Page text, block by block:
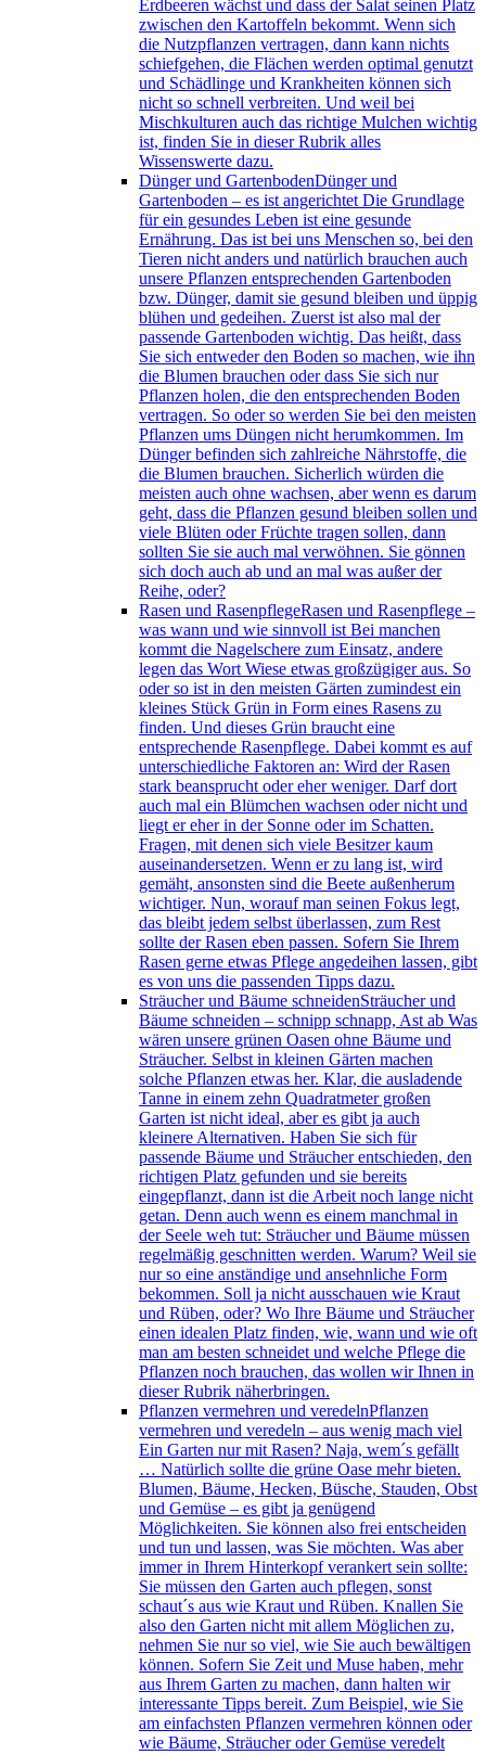
Erdbeeren wächst und dass der Salat seinen Platz
zwischen den Kartoffeln bekommt. Wenn sich
die Nutzpflanzen vertragen, dann kann nichts
schiefgehen, die Flächen werden optimal genutzt
und Schädlinge und Krankheiten können sich
nicht so schnell verbreiten. Und weil bei
Mischkulturen auch das richtige Mulchen wichtig
ist, finden Sie in dieser Rubrik alles
Wissenswerte dazu.
Dünger und GartenbodenDünger und
Gartenboden – es ist angerichtet Die Grundlage
für ein gesundes Leben ist eine gesunde
Ernährung. Das ist bei uns Menschen so, bei den
Tieren nicht anders und natürlich brauchen auch
unsere Pflanzen entsprechenden Gartenboden
bzw. Dünger, damit sie gesund bleiben und üppig
blühen und gedeihen. Zuerst ist also mal der
passende Gartenboden wichtig. Das heißt, dass
Sie sich entweder den Boden so machen, wie ihn
die Blumen brauchen oder dass Sie sich nur
Pflanzen holen, die den entsprechenden Boden
vertragen. So oder so werden Sie bei den meisten
Pflanzen ums Düngen nicht herumkommen. Im
Dünger befinden sich zahlreiche Nährstoffe, die
die Blumen brauchen. Sicherlich würden die
meisten auch ohne wachsen, aber wenn es darum
geht, dass die Pflanzen gesund bleiben sollen und
viele Blüten oder Früchte tragen sollen, dann
sollten Sie sie auch mal verwöhnen. Sie gönnen
sich doch auch ab und an mal was außer der
Reihe, oder?
Rasen und RasenpflegeRasen und Rasenpflege –
was wann und wie sinnvoll ist Bei manchen
kommt die Nagelschere zum Einsatz, andere
legen das Wort Wiese etwas großzügiger aus. So
oder so ist in den meisten Gärten zumindest ein
kleines Stück Grün in Form eines Rasens zu
finden. Und dieses Grün braucht eine
entsprechende Rasenpflege. Dabei kommt es auf
unterschiedliche Faktoren an: Wird der Rasen
stark beansprucht oder eher weniger. Darf dort
auch mal ein Blümchen wachsen oder nicht und
liegt er eher in der Sonne oder im Schatten.
Fragen, mit denen sich viele Besitzer kaum
auseinandersetzen. Wenn er zu lang ist, wird
gemäht, ansonsten sind die Beete außenherum
wichtiger. Nun, worauf man seinen Fokus legt,
das bleibt jedem selbst überlassen, zum Rest
sollte der Rasen eben passen. Sofern Sie Ihrem
Rasen gerne etwas Pflege angedeihen lassen, gibt
es von uns die passenden Tipps dazu.
Sträucher und Bäume schneidenSträucher und
Bäume schneiden – schnipp schnapp, Ast ab Was
wären unsere grünen Oasen ohne Bäume und
Sträucher. Selbst in kleinen Gärten machen
solche Pflanzen etwas her. Klar, die ausladende
Tanne in einem zehn Quadratmeter großen
Garten ist nicht ideal, aber es gibt ja auch
kleinere Alternativen. Haben Sie sich für
passende Bäume und Sträucher entschieden, den
richtigen Platz gefunden und sie bereits
eingepflanzt, dann ist die Arbeit noch lange nicht
getan. Denn auch wenn es einem manchmal in
der Seele weh tut: Sträucher und Bäume müssen
regelmäßig geschnitten werden. Warum? Weil sie
nur so eine anständige und ansehnliche Form
bekommen. Soll ja nicht ausschauen wie Kraut
und Rüben, oder? Wo Ihre Bäume und Sträucher
einen idealen Platz finden, wie, wann und wie oft
man am besten schneidet und welche Pflege die
Pflanzen noch brauchen, das wollen wir Ihnen in
dieser Rubrik näherbringen.
Pflanzen vermehren und veredelnPflanzen
vermehren und veredeln – aus wenig mach viel
Ein Garten nur mit Rasen? Naja, wem´s gefällt
… Natürlich sollte die grüne Oase mehr bieten.
Blumen, Bäume, Hecken, Büsche, Stauden, Obst
und Gemüse – es gibt ja genügend
Möglichkeiten. Sie können also frei entscheiden
und tun und lassen, was Sie möchten. Was aber
immer in Ihrem Hinterkopf verankert sein sollte:
Sie müssen den Garten auch pflegen, sonst
schaut´s aus wie Kraut und Rüben. Knallen Sie
also den Garten nicht mit allem Möglichen zu,
nehmen Sie nur so viel, wie Sie auch bewältigen
können. Sofern Sie Zeit und Muse haben, mehr
aus Ihrem Garten zu machen, dann halten wir
interessante Tipps bereit. Zum Beispiel, wie Sie
am einfachsten Pflanzen vermehren können oder
wie Bäume, Sträucher oder Gemüse veredelt